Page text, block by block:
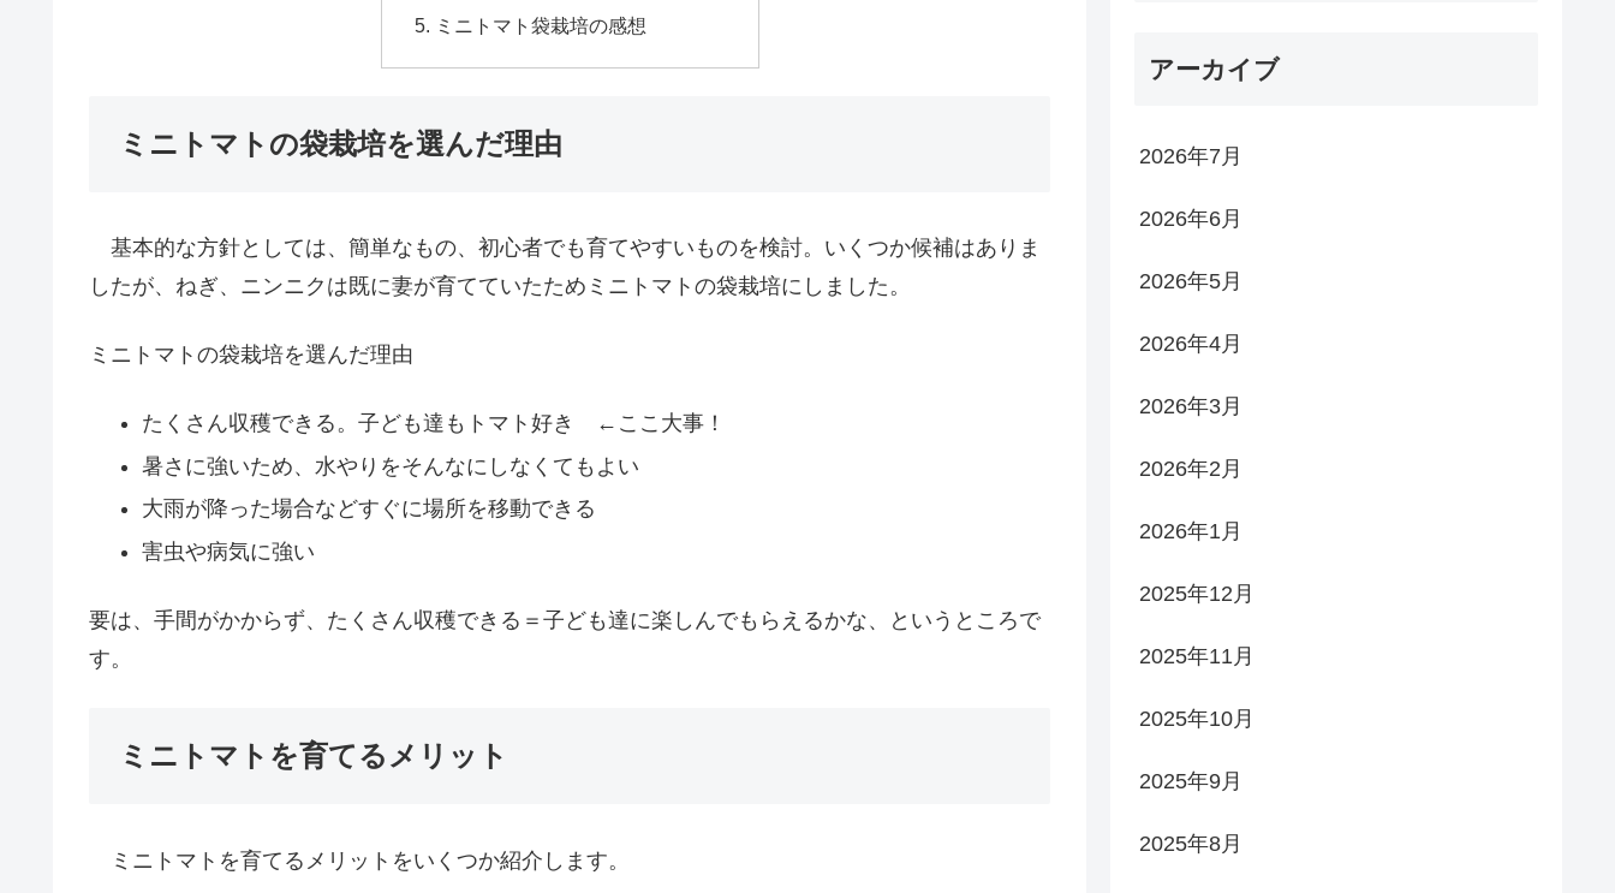
ミニトマト袋栽培の感想
ミニトマトの袋栽培を選んだ理由
基本的な方針としては、簡単なもの、初心者でも育てやすいものを検討。いくつか候補はありま
したが、ねぎ、ニンニクは既に妻が育てていたためミニトマトの袋栽培にしました。
ミニトマトの袋栽培を選んだ理由
たくさん収穫できる。子ども達もトマト好き ←ここ大事！
暑さに強いため、水やりをそんなにしなくてもよい
大雨が降った場合などすぐに場所を移動できる
害虫や病気に強い
要は、手間がかからず、たくさん収穫できる＝子ども達に楽しんでもらえるかな、というところで
す。
ミニトマトを育てるメリット
ミニトマトを育てるメリットをいくつか紹介します。
アーカイブ
2026年7月
2026年6月
2026年5月
2026年4月
2026年3月
2026年2月
2026年1月
2025年12月
2025年11月
2025年10月
2025年9月
2025年8月